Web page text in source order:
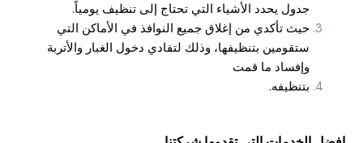
جدول يحدد الأشياء التي تحتاج إلى تنظيف يومياً.
حيث تأكدي من إغلاق جميع النوافذ في الأماكن التي
ستقومين بتنظيفها، وذلك لتفادي دخول الغبار والأتربة
وإفساد ما قمت
بتنظيفه.